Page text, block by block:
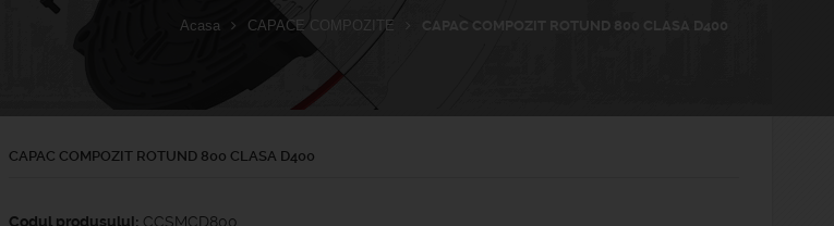
Acasa CAPACE COMPOZITE CAPAC COMPOZIT ROTUND 800 CLASA D400
CAPAC COMPOZIT ROTUND 800 CLASA D400
Codul produsului: CCSMCD800